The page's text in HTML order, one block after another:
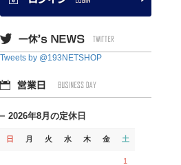
Tweets by @193NETSHOP
2026年8月の定休日
日 月 火 水 木 金 土
1